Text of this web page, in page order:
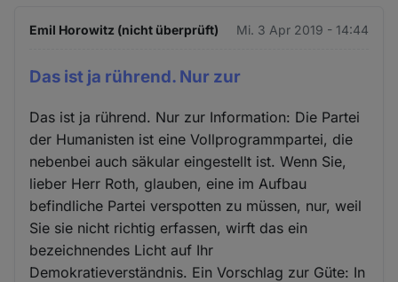
Emil Horowitz (nicht überprüft) Mi. 3 Apr 2019 - 14:44
Das ist ja rührend. Nur zur
Das ist ja rührend. Nur zur Information: Die Partei
der Humanisten ist eine Vollprogrammpartei, die
nebenbei auch säkular eingestellt ist. Wenn Sie,
lieber Herr Roth, glauben, eine im Aufbau
befindliche Partei verspotten zu müssen, nur, weil
Sie sie nicht richtig erfassen, wirft das ein
bezeichnendes Licht auf Ihr
Demokratieverständnis. Ein Vorschlag zur Güte: In